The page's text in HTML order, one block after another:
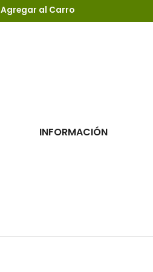
Agregar al Carro
INFORMACIÓN